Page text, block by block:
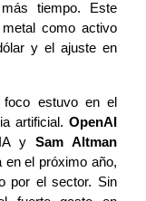
tiempo. Este
como activo
y el ajuste en
estuvo en el
artificial. OpenAI
y Sam Altman
en el próximo año,
por el sector. Sin